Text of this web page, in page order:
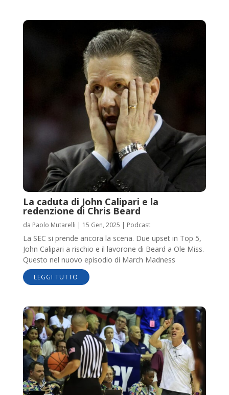
La caduta di John Calipari e la
redenzione di Chris Beard
da Paolo Mutarelli | 15 Gen, 2025 | Podcast
La SEC si prende ancora la scena. Due upset in Top 5,
John Calipari a rischio e il lavorone di Beard a Ole Miss.
Questo nel nuovo episodio di March Madness
LEGGI TUTTO